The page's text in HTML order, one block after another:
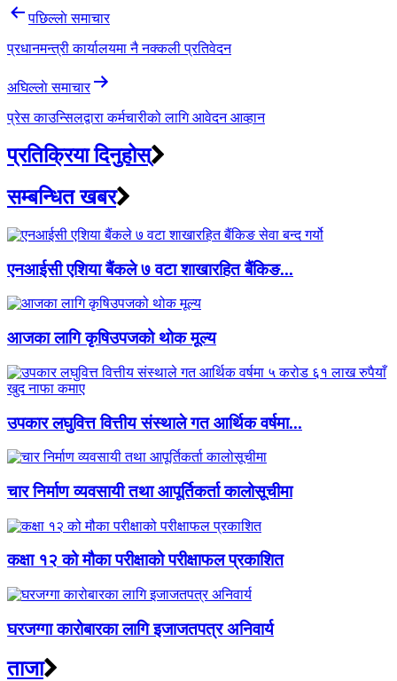
Post
navigation
पछिल्लाे समाचार
प्रधानमन्त्री कार्यालयमा नै नक्कली प्रतिवेदन
अघिल्लाे समाचार
प्रेस काउन्सिलद्वारा कर्मचारीको लागि आवेदन आव्हान
प्रतिक्रिया दिनुहोस्
सम्बन्धित खबर
एनआईसी एशिया बैंकले ७ वटा शाखारहित बैंकिङ...
आजका लागि कृषिउपजको थोक मूल्य
उपकार लघुवित्त वित्तीय संस्थाले गत आर्थिक वर्षमा...
चार निर्माण व्यवसायी तथा आपूर्तिकर्ता कालोसूचीमा
कक्षा १२ को मौका परीक्षाको परीक्षाफल प्रकाशित
घरजग्गा कारोबारका लागि इजाजतपत्र अनिवार्य
ताजा